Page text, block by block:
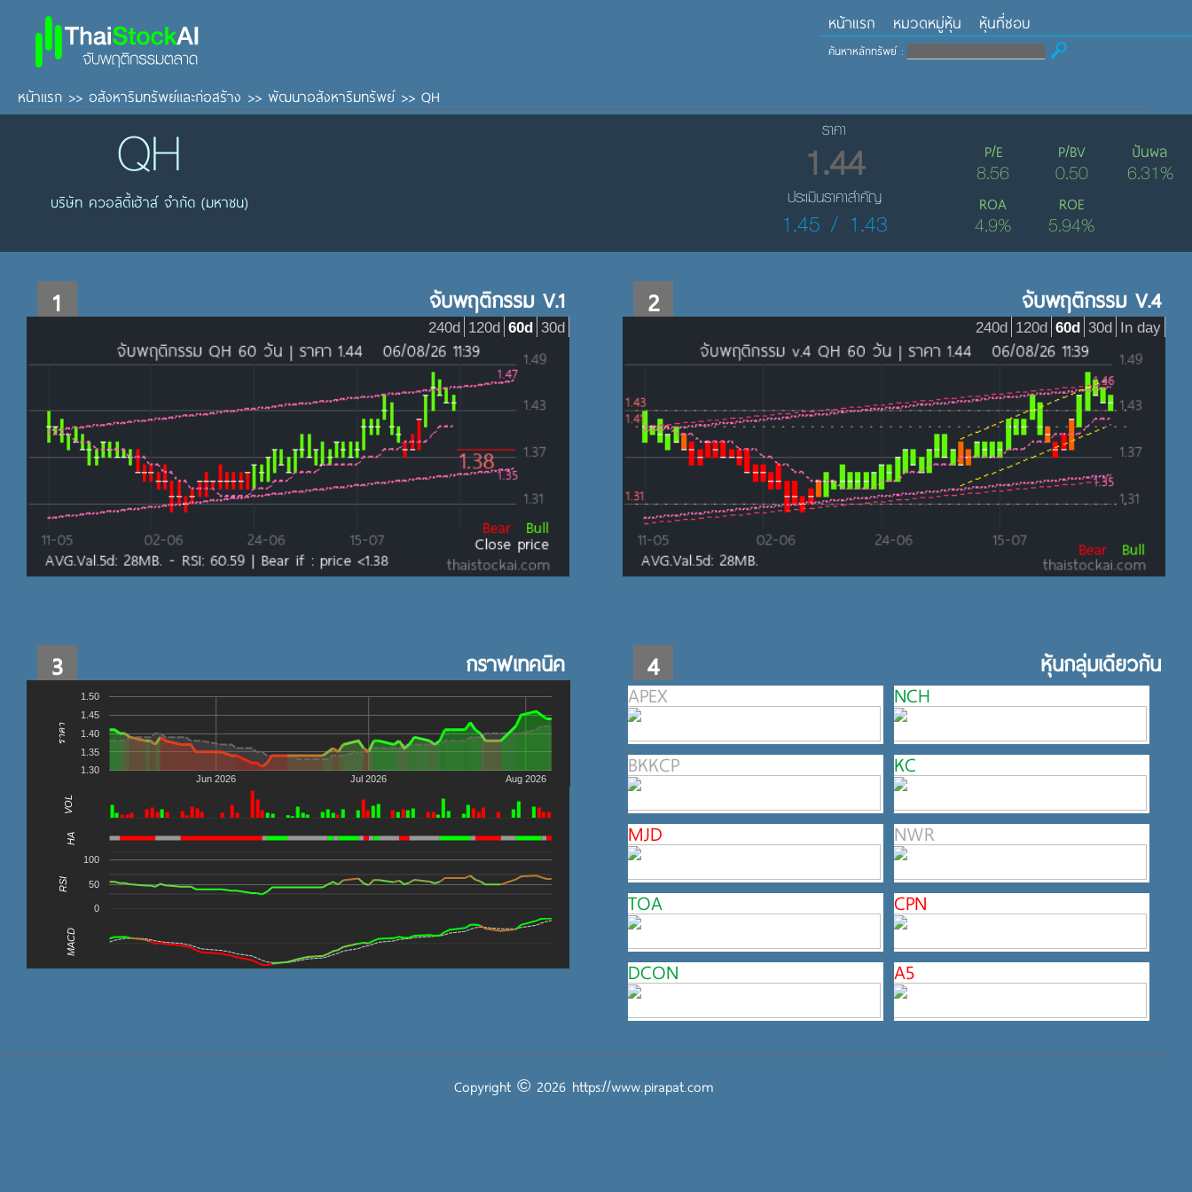
หน้าแรก หมวดหมู่หุ้น หุ้นที่ชอบ
ค้นหาหลักทรัพย์ :
หน้าแรก >> อสังหาริมทรัพย์และก่อสร้าง >> พัฒนาอสังหาริมทรัพย์>> QH
QH
บริษัท ควอลิตี้เฮ้าส์ จำกัด (มหาชน)
ราคา
1.44
ประเมินราคาสำคัญ
1.45 / 1.43
P/E
8.56
P/BV
0.50
ปันผล
6.31%
ROA
4.9%
ROE
5.94%
1 จับพฤติกรรม V.1
30d
60d
120d
240d
2 จับพฤติกรรม V.4
In day
30d
60d
120d
240d
3 กราฟเทคนิค
Jun 2026 Jul 2026 Aug 2026
1.30
1.35
1.40
1.45
1.50
ราคา
VOL
HA
0
50
100
RSI
MACD
4 หุ้นกลุ่มเดียวกัน
APEX NCH
BKKCP KC
MJD NWR
TOA CPN
DCON A5
Copyright © 2026 https://www.pirapat.com